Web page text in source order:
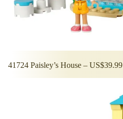
41724 Paisley’s House – US$39.99